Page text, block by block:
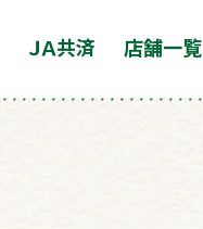
ＪＡ共済 店舗一覧